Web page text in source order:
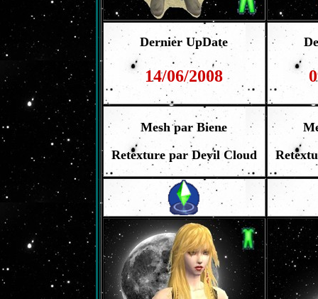
Dernier UpDate
14/06/2008
Mesh par Biene
Retexture par Devil Cloud